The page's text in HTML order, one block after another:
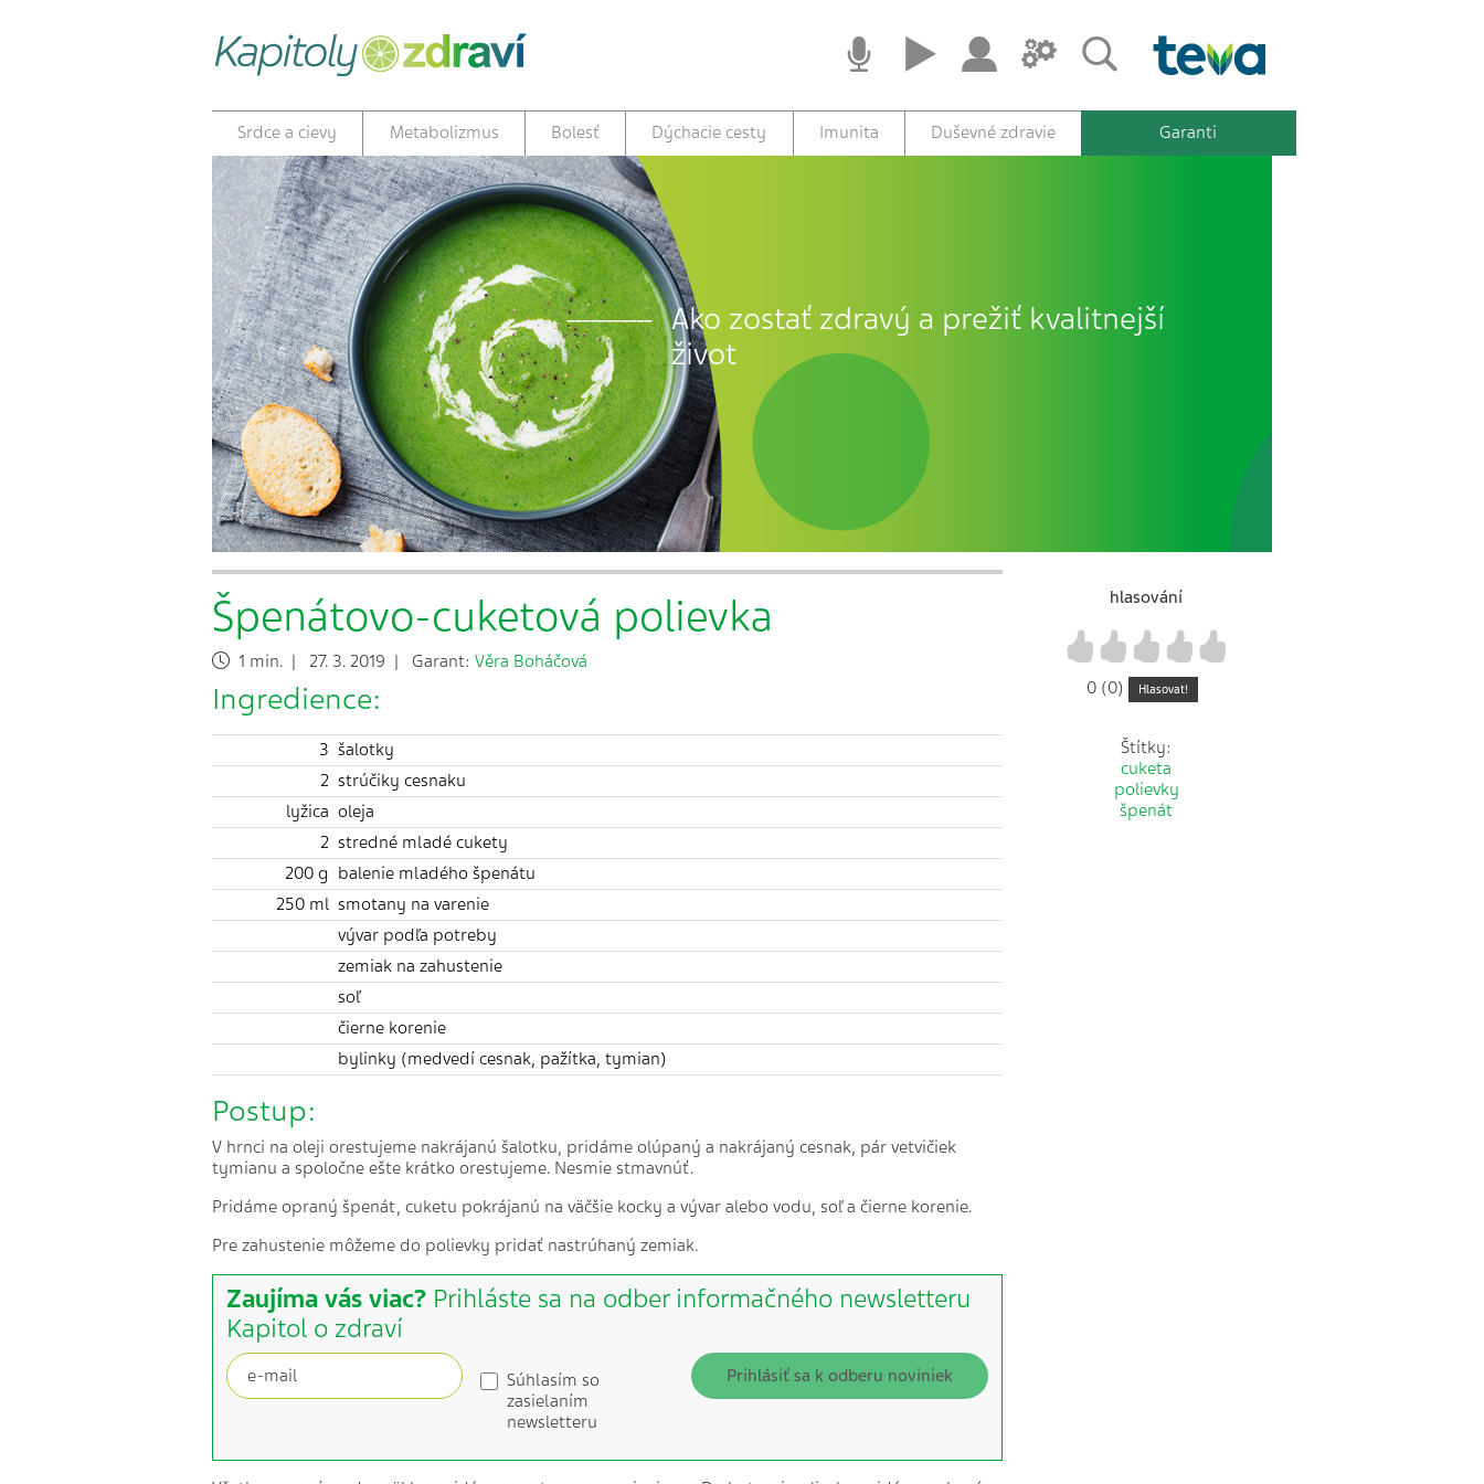
Srdce a cievy Metabolizmus Bolesť Dýchacie cesty Imunita Duševné zdravie Garanti
Ako zostať zdravý a prežiť kvalitnejší
život
Špenátovo-cuketová polievka
1 min. | 27. 3. 2019 | Garant: Věra Boháčová
Ingredience:
3 šalotky
2 strúčiky cesnaku
lyžica oleja
2 stredné mladé cukety
200 g balenie mladého špenátu
250 ml smotany na varenie
vývar podľa potreby
zemiak na zahustenie
soľ
čierne korenie
bylinky (medvedí cesnak, pažítka, tymian)
Postup:
V hrnci na oleji orestujeme nakrájanú šalotku, pridáme olúpaný a nakrájaný cesnak, pár vetvičiek
tymianu a spoločne ešte krátko orestujeme. Nesmie stmavnúť.
Pridáme opraný špenát, cuketu pokrájanú na väčšie kocky a vývar alebo vodu, soľ a čierne korenie.
Pre zahustenie môžeme do polievky pridať nastrúhaný zemiak.
Zaujíma vás viac? Prihláste sa na odber informačného newsletteru
Kapitol o zdraví
Súhlasím so
zasielaním
newsletteru
Prihlásiť sa k odberu noviniek
hlasování
4
3
2
1
0 (0) Hlasovat!
Štítky:
cuketa
polievky
špenát